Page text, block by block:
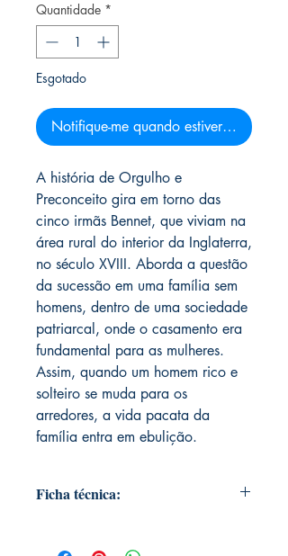
Quantidade *
Esgotado
Notifique-me quando estiver disponível
A história de Orgulho e
Preconceito gira em torno das
cinco irmãs Bennet, que viviam na
área rural do interior da Inglaterra,
no século XVIII. Aborda a questão
da sucessão em uma família sem
homens, dentro de uma sociedade
patriarcal, onde o casamento era
fundamental para as mulheres.
Assim, quando um homem rico e
solteiro se muda para os
arredores, a vida pacata da
família entra em ebulição.
Ficha técnica:
janeiro 2020)